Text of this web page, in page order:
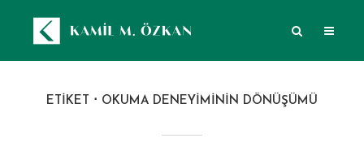
ETIKET OKUMA DENEYIMININ DÖNÜŞÜMÜ